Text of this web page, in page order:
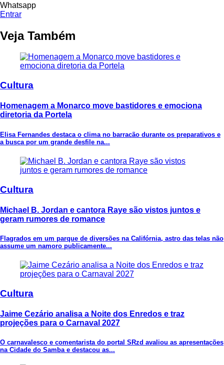
Whatsapp
Entrar
Veja Também
Cultura
Homenagem a Monarco move bastidores e emociona
diretoria da Portela
Elisa Fernandes destaca o clima no barracão durante os preparativos e
a busca por um grande desfile na...
Cultura
Michael B. Jordan e cantora Raye são vistos juntos e
geram rumores de romance
Flagrados em um parque de diversões na Califórnia, astro das telas não
assume um namoro publicamente...
Cultura
Jaime Cezário analisa a Noite dos Enredos e traz
projeções para o Carnaval 2027
O carnavalesco e comentarista do portal SRzd avaliou as apresentações
na Cidade do Samba e destacou as...